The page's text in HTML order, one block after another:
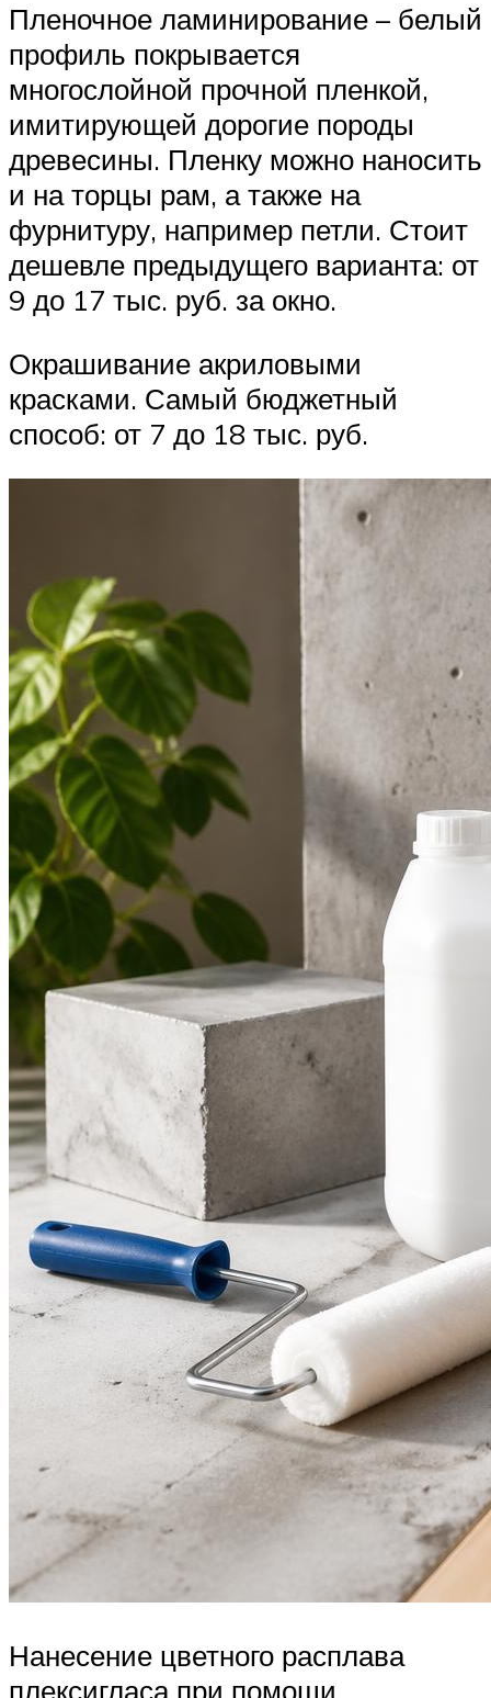
Пленочное ламинирование – белый
профиль покрывается
многослойной прочной пленкой,
имитирующей дорогие породы
древесины. Пленку можно наносить
и на торцы рам, а также на
фурнитуру, например петли. Стоит
дешевле предыдущего варианта: от
9 до 17 тыс. руб. за окно.
Окрашивание акриловыми
красками. Самый бюджетный
способ: от 7 до 18 тыс. руб.
Нанесение цветного расплава
плексигласа при помощи